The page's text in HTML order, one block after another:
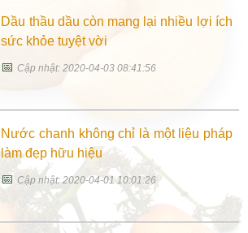
Dầu thầu dầu còn mang lại nhiều lợi ích
sức khỏe tuyệt vời
📅Cập nhật: 2020-04-03 08:41:56
Nước chanh không chỉ là một liệu pháp
làm đẹp hữu hiệu
📅Cập nhật: 2020-04-01 10:01:26